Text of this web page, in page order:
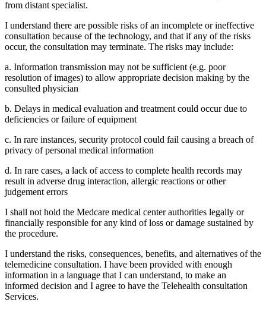
from distant specialist.
I understand there are possible risks of an incomplete or ineffective
consultation because of the technology, and that if any of the risks
occur, the consultation may terminate. The risks may include:
a. Information transmission may not be sufficient (e.g. poor
resolution of images) to allow appropriate decision making by the
consulted physician
b. Delays in medical evaluation and treatment could occur due to
deficiencies or failure of equipment
c. In rare instances, security protocol could fail causing a breach of
privacy of personal medical information
d. In rare cases, a lack of access to complete health records may
result in adverse drug interaction, allergic reactions or other
judgement errors
I shall not hold the Medcare medical center authorities legally or
financially responsible for any kind of loss or damage sustained by
the procedure.
I understand the risks, consequences, benefits, and alternatives of the
telemedicine consultation. I have been provided with enough
information in a language that I can understand, to make an
informed decision and I agree to have the Telehealth consultation
Services.